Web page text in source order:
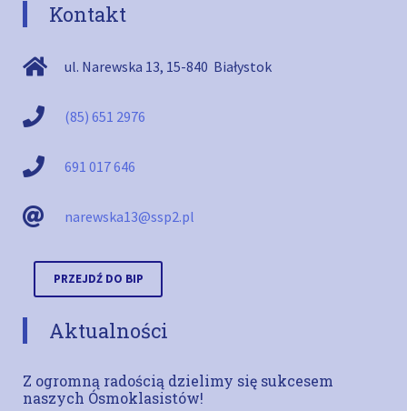
Kontakt
ul. Narewska 13, 15-840 Białystok
(85) 651 2976
691 017 646
narewska13@ssp2.pl
PRZEJDŹ DO BIP
Aktualności
Z ogromną radością dzielimy się sukcesem
naszych Ósmoklasistów!